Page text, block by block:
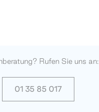
Rufen Sie uns an:
01 35 85 017